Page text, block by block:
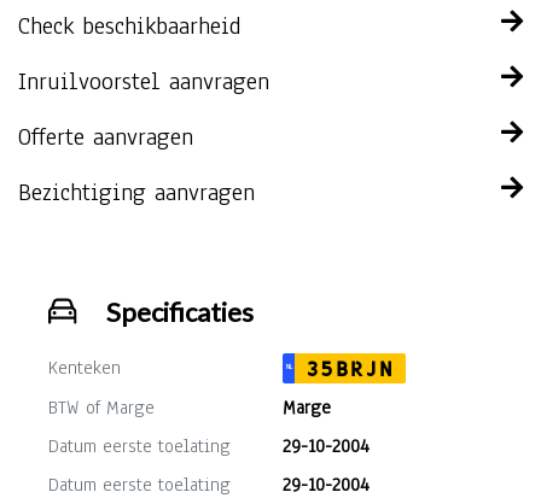
Check beschikbaarheid
Inruilvoorstel aanvragen
Offerte aanvragen
Bezichtiging aanvragen
Specificaties
Kenteken NL
35BRJN
BTW of Marge
Marge
Datum eerste toelating
29-10-2004
Datum eerste toelating
29-10-2004